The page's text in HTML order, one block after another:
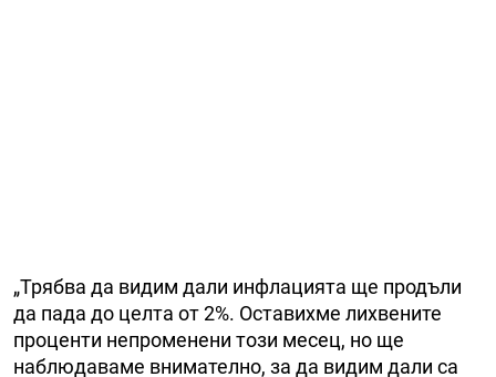
„Трябва да видим дали инфлацията ще продъли
да пада до целта от 2%. Оставихме лихвените
проценти непроменени този месец, но ще
наблюдаваме внимателно, за да видим дали са